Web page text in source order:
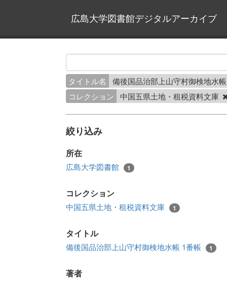
広島大学図書館デジタルアーカイブ
タイトル名
備後国品治部上山守村御検地水
コレクション
中国五県土地・租税資料文庫
絞り込み
所在
広島大学図書館 1
コレクション
中国五県土地・租税資料文庫 1
タイトル
備後国品治部上山守村御検地水帳 1番帳 1
著者